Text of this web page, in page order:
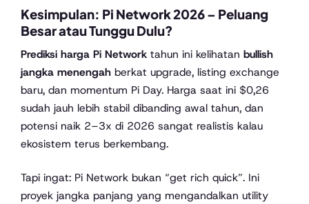
Kesimpulan: Pi Network 2026 – Peluang
Besar atau Tunggu Dulu?
Prediksi harga Pi Network tahun ini kelihatan bullish
jangka menengah berkat upgrade, listing exchange
baru, dan momentum Pi Day. Harga saat ini $0,26
sudah jauh lebih stabil dibanding awal tahun, dan
potensi naik 2–3x di 2026 sangat realistis kalau
ekosistem terus berkembang.
Tapi ingat: Pi Network bukan “get rich quick”. Ini
proyek jangka panjang yang mengandalkan utility